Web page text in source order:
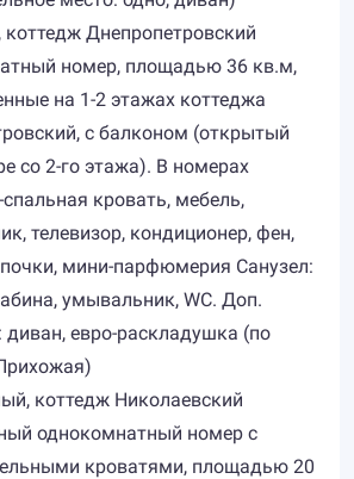
Днепропетровский
номер, площадью 36 кв.м,
на 1-2 этажах коттеджа
с балконом (открытый
со 2-го этажа). В номерах
спальная кровать, мебель,
телевизор, кондиционер, фен,
мини-парфюмерия Санузел:
умывальник, WC. Доп.
диван, евро-раскладушка (по
коттедж Николаевский
однокомнатный номер с
кроватями, площадью 20